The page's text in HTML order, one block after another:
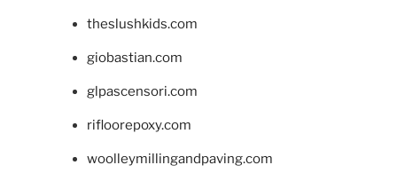
theslushkids.com
giobastian.com
glpascensori.com
rifloorepoxy.com
woolleymillingandpaving.com